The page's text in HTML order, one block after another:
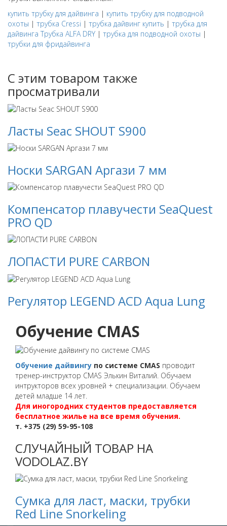
купить трубку для дайвинга | купить трубку для подводной
охоты | трубка Cressi | трубка дайвинг купить | трубка для
дайвинга Трубка ALFA DRY | трубка для подводной охоты |
трубки для фридайвинга
С этим товаром также
просматривали
Ласты Seac SHOUT S900
Носки SARGAN Аргази 7 мм
Компенсатор плавучести SeaQuest
PRO QD
ЛОПАСТИ PURE CARBON
Регулятор LEGEND ACD Aqua Lung
Обучение CMAS
Обучение дайвингу по системе CMAS проводит
тренер-инструктор CMAS Элькин Виталий. Обучаем
интрукторов всех уровней + специализации. Обучаем
детей младше 14 лет.
Для иногородних студентов предоставляется
бесплатное жилье на все время обучения.
т. +375 (29) 59-95-108
СЛУЧАЙНЫЙ ТОВАР НА
VODOLAZ.BY
Сумка для ласт, маски, трубки
Red Line Snorkeling